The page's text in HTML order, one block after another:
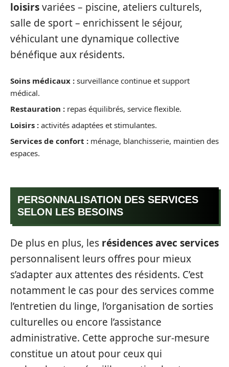
loisirsvariées – piscine, ateliers culturels,
salle de sport – enrichissent le séjour,
véhiculant une dynamique collective
bénéfique aux résidents.
Soins médicaux : surveillance continue et support
médical.
Restauration : repas équilibrés, service flexible.
Loisirs : activités adaptées et stimulantes.
Services de confort : ménage, blanchisserie, maintien des
espaces.
PERSONNALISATION DES SERVICES
SELON LES BESOINS
De plus en plus, les résidences avec services
personnalisent leurs offres pour mieux
s’adapter aux attentes des résidents. C’est
notamment le cas pour des services comme
l’entretien du linge, l’organisation de sorties
culturelles ou encore l’assistance
administrative. Cette approche sur-mesure
constitue un atout pour ceux qui